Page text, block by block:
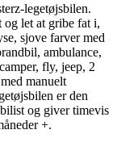
legetøjsbilen.
let at gribe fat i,
sjove farver med
ambulance,
fly, jeep, 2
manuelt
er den
og giver timevis
+.